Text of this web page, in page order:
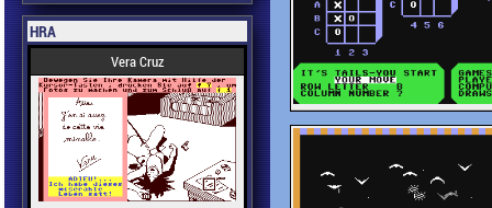
HRA
Vera Cruz